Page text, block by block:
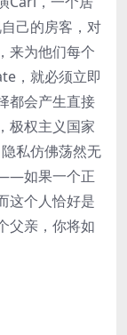
己的房客，对
来为他们每个
，就必须立即
会产生直接
极权主义国家
私仿佛荡然无
如果一个正
这个人恰好是
父亲，你将如